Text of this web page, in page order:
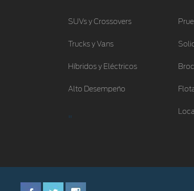
SUVs y Crossovers
Trucks y Vans
Híbridos y Eléctricos
Alto Desempeño
"